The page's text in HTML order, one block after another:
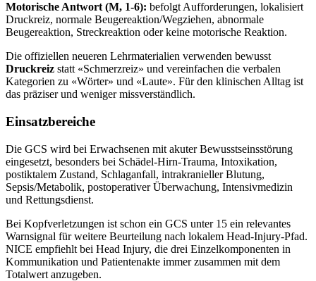
Motorische Antwort (M, 1-6): befolgt Aufforderungen, lokalisiert
Druckreiz, normale Beugereaktion/Wegziehen, abnormale
Beugereaktion, Streckreaktion oder keine motorische Reaktion.
Die offiziellen neueren Lehrmaterialien verwenden bewusst
Druckreiz statt «Schmerzreiz» und vereinfachen die verbalen
Kategorien zu «Wörter» und «Laute». Für den klinischen Alltag ist
das präziser und weniger missverständlich.
Einsatzbereiche
Die GCS wird bei Erwachsenen mit akuter Bewusstseinsstörung
eingesetzt, besonders bei Schädel-Hirn-Trauma, Intoxikation,
postiktalem Zustand, Schlaganfall, intrakranieller Blutung,
Sepsis/Metabolik, postoperativer Überwachung, Intensivmedizin
und Rettungsdienst.
Bei Kopfverletzungen ist schon ein GCS unter 15 ein relevantes
Warnsignal für weitere Beurteilung nach lokalem Head-Injury-Pfad.
NICE empfiehlt bei Head Injury, die drei Einzelkomponenten in
Kommunikation und Patientenakte immer zusammen mit dem
Totalwert anzugeben.